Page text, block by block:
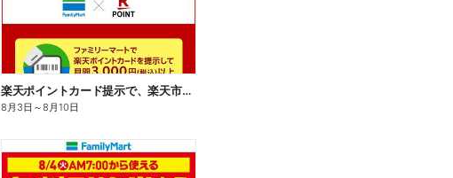
楽天ポイントカード提示で、楽天市場でのお買い物がおトクに!
8月3日 ～8月10日